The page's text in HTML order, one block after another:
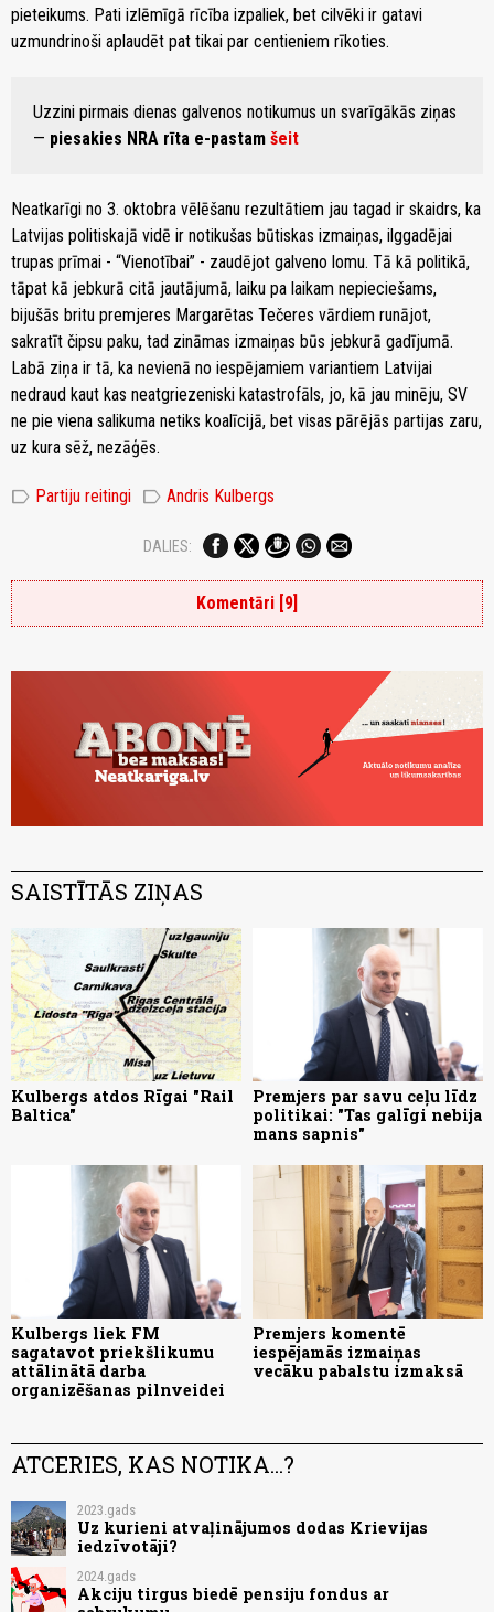
pieteikums. Pati izlēmīgā rīcība izpaliek, bet cilvēki ir gatavi
uzmundrinoši aplaudēt pat tikai par centieniem rīkoties.
Uzzini pirmais dienas galvenos notikumus un svarīgākās ziņas
— piesakies NRA rīta e-pastam šeit
Neatkarīgi no 3. oktobra vēlēšanu rezultātiem jau tagad ir skaidrs, ka
Latvijas politiskajā vidē ir notikušas būtiskas izmaiņas, ilggadējai
trupas prīmai - “Vienotībai” - zaudējot galveno lomu. Tā kā politikā,
tāpat kā jebkurā citā jautājumā, laiku pa laikam nepieciešams,
bijušās britu premjeres Margarētas Tečeres vārdiem runājot,
sakratīt čipsu paku, tad zināmas izmaiņas būs jebkurā gadījumā.
Labā ziņa ir tā, ka nevienā no iespējamiem variantiem Latvijai
nedraud kaut kas neatgriezeniski katastrofāls, jo, kā jau minēju, SV
ne pie viena salikuma netiks koalīcijā, bet visas pārējās partijas zaru,
uz kura sēž, nezāģēs.
label Partiju reitingi label Andris Kulbergs
DALIES:
Komentāri [9]
SAISTĪTĀS ZIŅAS
Kulbergs atdos Rīgai "Rail
Baltica"
Premjers par savu ceļu līdz
politikai: "Tas galīgi nebija
mans sapnis"
Kulbergs liek FM
sagatavot priekšlikumu
attālinātā darba
organizēšanas pilnveidei
Premjers komentē
iespējamās izmaiņas
vecāku pabalstu izmaksā
ATCERIES, KAS NOTIKA...?
2023.gads
Uz kurieni atvaļinājumos dodas Krievijas
iedzīvotāji?
2024.gads
Akciju tirgus biedē pensiju fondus ar